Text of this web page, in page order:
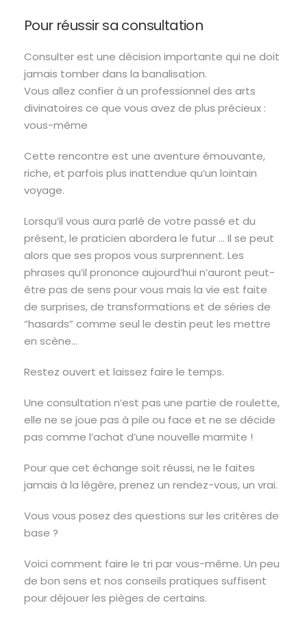
Pour réussir sa consultation
Consulter est une décision importante qui ne doit
jamais tomber dans la banalisation.
Vous allez confier à un professionnel des arts
divinatoires ce que vous avez de plus précieux :
vous-même
Cette rencontre est une aventure émouvante,
riche, et parfois plus inattendue qu’un lointain
voyage.
Lorsqu’il vous aura parlé de votre passé et du
présent, le praticien abordera le futur … Il se peut
alors que ses propos vous surprennent. Les
phrases qu’il prononce aujourd’hui n’auront peut-
être pas de sens pour vous mais la vie est faite
de surprises, de transformations et de séries de
“hasards” comme seul le destin peut les mettre
en scène…
Restez ouvert et laissez faire le temps.
Une consultation n’est pas une partie de roulette,
elle ne se joue pas à pile ou face et ne se décide
pas comme l’achat d’une nouvelle marmite !
Pour que cet échange soit réussi, ne le faites
jamais à la légère, prenez un rendez-vous, un vrai.
Vous vous posez des questions sur les critères de
base ?
Voici comment faire le tri par vous-même. Un peu
de bon sens et nos conseils pratiques suffisent
pour déjouer les pièges de certains.